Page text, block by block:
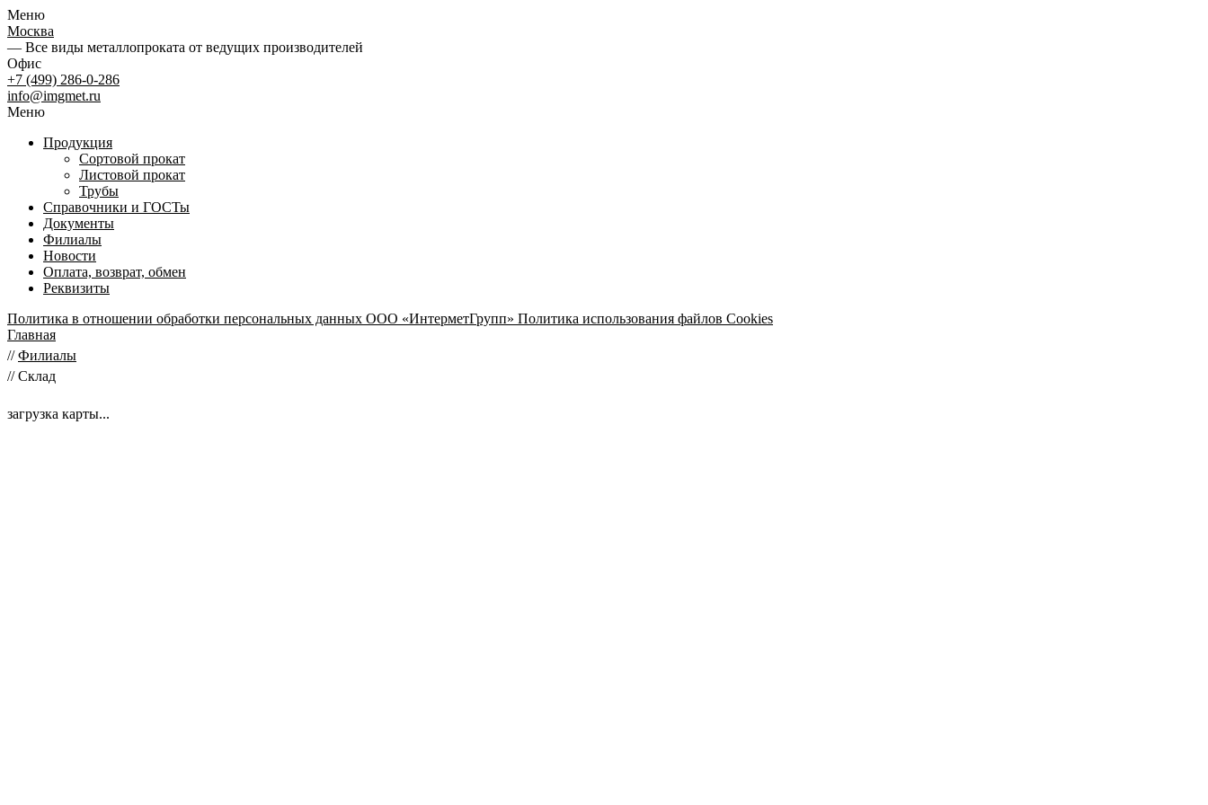
Меню
Москва
— Все виды металлопроката от ведущих производителей
Офис
+7 (499) 286-0-286
info@imgmet.ru
Меню
Продукция
Сортовой прокат
Листовой прокат
Трубы
Справочники и ГОСТы
Документы
Филиалы
Новости
Оплата, возврат, обмен
Реквизиты
Политика в отношении обработки персональных данных ООО «ИнтерметГрупп» Политика использования файлов Cookies
Главная
// Филиалы
// Склад
загрузка карты...